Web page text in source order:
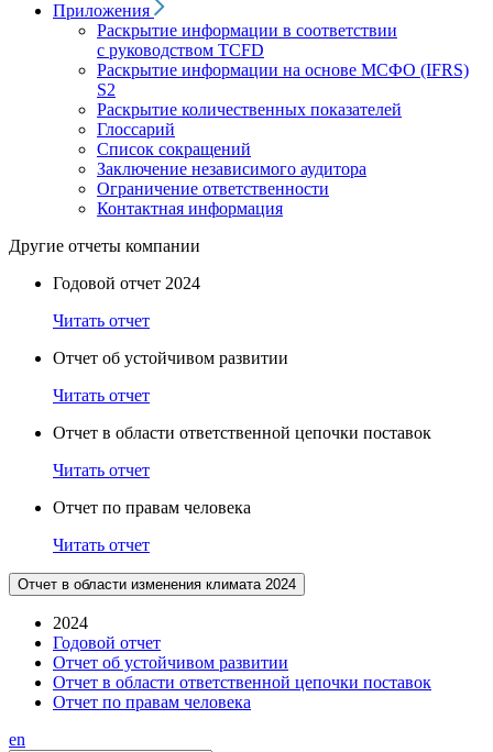
Приложения
Раскрытие информации в соответствии
с руководством TCFD
Раскрытие информации на основе МСФО (IFRS)
S2
Раскрытие количественных показателей
Глоссарий
Список сокращений
Заключение независимого аудитора
Ограничение ответственности
Контактная информация
Другие отчеты компании
Годовой отчет 2024
Читать отчет
Отчет об устойчивом развитии
Читать отчет
Отчет в области ответственной цепочки поставок
Читать отчет
Отчет по правам человека
Читать отчет
Отчет в области изменения климата 2024
2024
Годовой отчет
Отчет об устойчивом развитии
Отчет в области ответственной цепочки поставок
Отчет по правам человека
en